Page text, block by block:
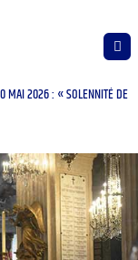
MAI 2026 : « SOLENNITÉ DE